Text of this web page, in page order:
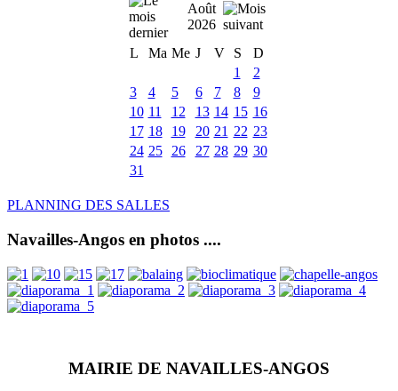
Août
2026
L
Ma Me J V S
D
1
2
3
4 5 6 7 8
9
10 11 12 13 14 15 16
17 18 19 20 21 22 23
24 25 26 27 28 29 30
31
PLANNING DES SALLES
Navailles-Angos en photos ....
MAIRIE DE NAVAILLES-ANGOS